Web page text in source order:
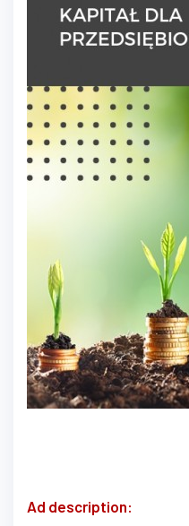
Ad description: